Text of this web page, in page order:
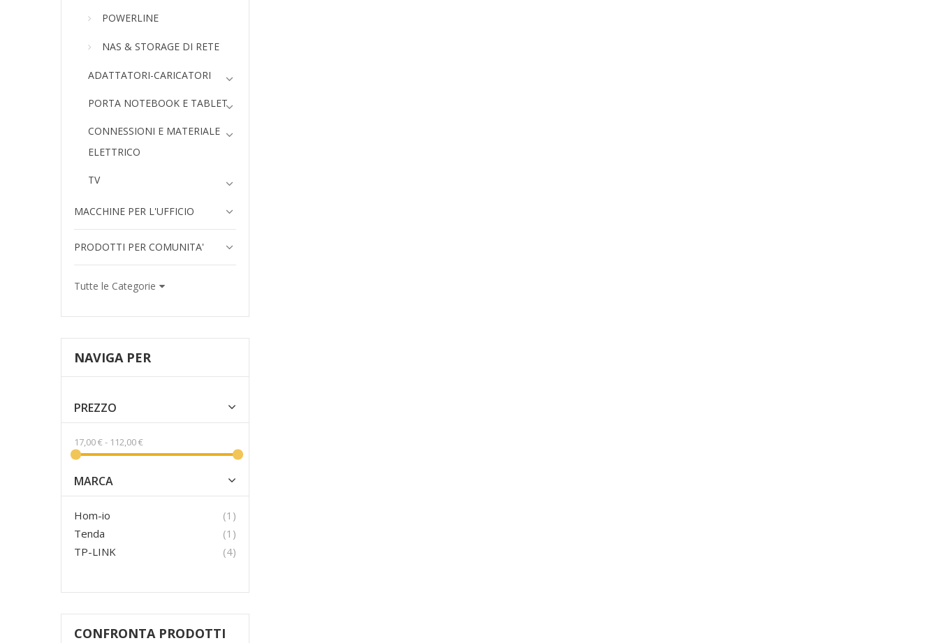
POWERLINE
NAS & STORAGE DI RETE
ADATTATORI-CARICATORI
PORTA NOTEBOOK E TABLET
CONNESSIONI E MATERIALE
ELETTRICO
TV
MACCHINE PER L'UFFICIO
PRODOTTI PER COMUNITA'
Tutte le Categorie
NAVIGA PER
PREZZO
17,00 €- 112,00 €
MARCA
Hom-io 1 elemento
Tenda
1 elemento
TP-LINK
4prodotti
CONFRONTA PRODOTTI